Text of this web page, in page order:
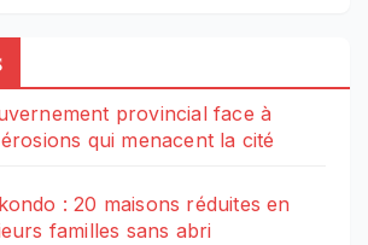
provincial face à
qui menacent la cité
: 20 maisons réduites en
familles sans abri